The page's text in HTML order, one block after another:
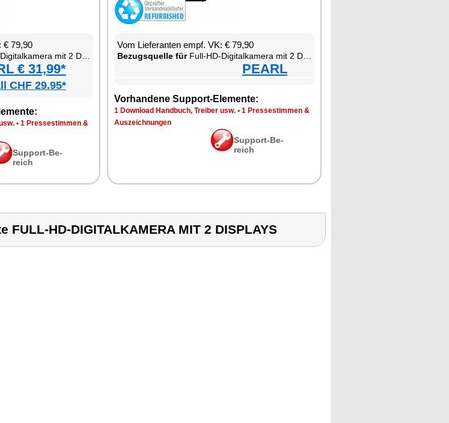
€ 79,90
mit 2 Dis­plays
€ 31,99*
CHF 29.95*
• 1 Pres­se­stim­men &
Sup­port-Be­
reich
Vom Lie­fe­ran­ten empf. VK: € 79,90
Be­zugs­quel­le fürFull-HD-Di­gi­tal­ka­me­ra mit 2 Dis­plays
PEARL
Vor­han­de­ne Sup­port-Ele­men­te:
1 Down­load Hand­buch, Trei­ber usw. • 1 Pres­se­stim­men &
Aus­zeich­nun­gen
Sup­port-Be­
reich
FULL-HD-DIGITALKAMERA MIT 2 DISPLAYS